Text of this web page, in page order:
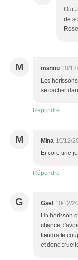
Oui
de
M manou 10/
Les
se cacher
Répondre
M Mina 10/12/
Encore une
Répondre
G Gaël 10/12/
Un hérisson
chance
tiendra le
et donc